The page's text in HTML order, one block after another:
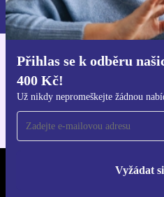
Přihlas se k odběru
400 Kč!
Už nikdy nepromeškejte žádnou
Vyžádat
Zásadách ochrany osobních údajů
Stáhni si
REFURBED